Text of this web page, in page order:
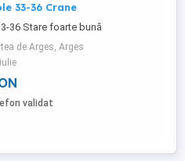
33-36 Crane
36 Stare foarte bună
de Arges, Arges
validat